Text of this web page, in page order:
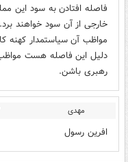
فاصله افتادن به سود این
خارجی از آن سود خواهند
مواظب آن سیاستمدار کهنه
دلیل این فاصله هست
رهبری باشن.
مهدی
افرین رسول